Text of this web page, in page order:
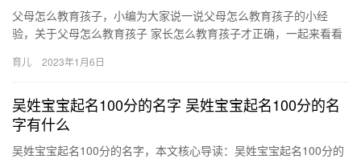
父母怎么教育孩子，小编为大家说一说父母怎么教育孩子的小经
验，关于父母怎么教育孩子 家长怎么教育孩子才正确，一起来看看
怎…
育儿 2023年1月6日
吴姓宝宝起名100分的名字 吴姓宝宝起名100分的名
字有什么
吴姓宝宝起名100分的名字，本文核心导读：吴姓宝宝起名100分的